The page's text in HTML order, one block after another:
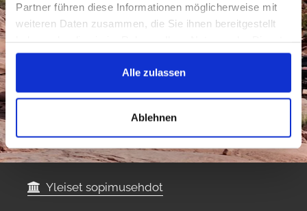
Partner führen diese Informationen möglicherweise mit
weiteren Daten zusammen, die Sie ihnen bereitgestellt
gesammelt haben.
Alle zulassen
Ablehnen
Yleiset sopimusehdot